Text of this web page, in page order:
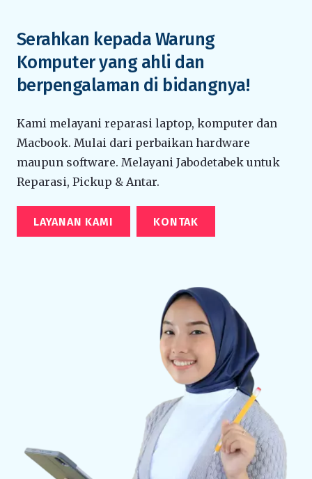
Serahkan kepada Warung
Komputer yang ahli dan
berpengalaman di bidangnya!
Kami melayani reparasi laptop, komputer dan
Macbook. Mulai dari perbaikan hardware
maupun software. Melayani Jabodetabek untuk
Reparasi, Pickup & Antar.
LAYANAN KAMI KONTAK